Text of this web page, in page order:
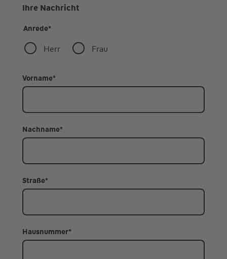
Ihre Nachricht
Anrede*
Herr Frau
Vorname*
Nachname*
Straße*
Hausnummer*